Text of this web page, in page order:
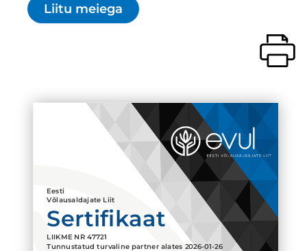
Liitu meiega
Eesti
Võlausaldajate Liit
Sertifikaat
LIIKME NR 47721
Tunnustatud turvaline partner alates 2026-01-26